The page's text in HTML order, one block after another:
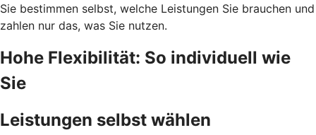
Sie bestimmen selbst, welche Leistungen Sie brauchen und
zahlen nur das, was Sie nutzen.
Hohe Flexibilität: So individuell wie
Sie
Leistungen selbst wählen